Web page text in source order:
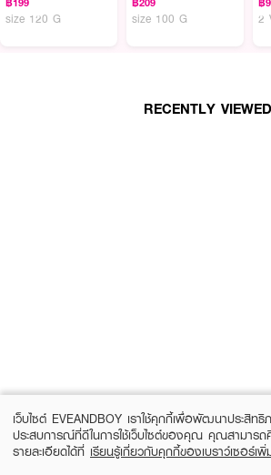
size 120 G size 100 G
2
RECENTLY VIEWED
เว็บไซต์ EVEANDBOY เราใช้คุกกี้เพื่อพัฒนาประสิทธิ
ประสบการณ์ที่ดีในการใช้เว็บไซต์ของคุณ คุณสามารถ
รายละเอียดได้ที่ เรียนรู้เกี่ยวกับคุกกี้ของเบราว์เซอร์เพิ่